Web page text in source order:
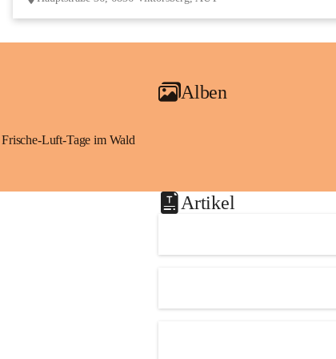
Alben
Frische-Luft-Tage im Wald
Artikel